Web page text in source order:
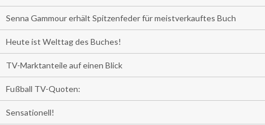
Senna Gammour erhält Spitzenfeder für meistverkauftes Buch
Heute ist Welttag des Buches!
TV-Marktanteile auf einen Blick
Fußball TV-Quoten:
Sensationell!